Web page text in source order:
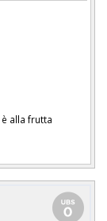
alla frutta